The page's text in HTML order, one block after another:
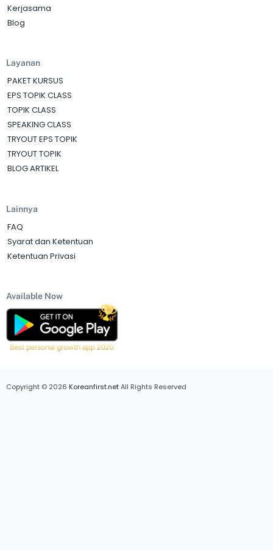
Kerjasama
Blog
Layanan
PAKET KURSUS
EPS TOPIK CLASS
TOPIK CLASS
SPEAKING CLASS
TRYOUT EPS TOPIK
TRYOUT TOPIK
BLOG ARTIKEL
Lainnya
FAQ
Syarat dan Ketentuan
Ketentuan Privasi
Available Now
Copyright © 2026 Koreanfirst.netAll Rights Reserved